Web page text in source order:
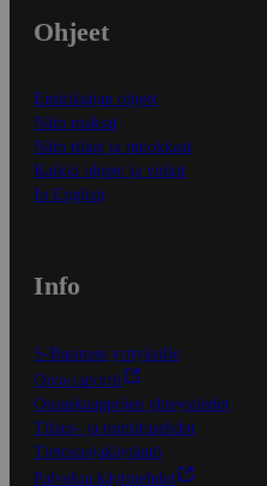
Ohjeet
Ensitilaajan ohjeet
Näin maksat
Näin tilaat ja muokkaat
Kaikki ohjeet ja vinkit
In English
Info
S-Business yrityksille
Oiva-raportit
Osuuskauppojen yhteystiedot
Tilaus- ja toimitusehdot
Tietosuojakäytäntö
Palvelun käyttöehdot